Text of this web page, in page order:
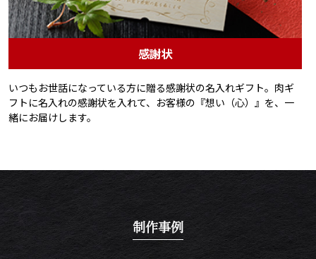
感謝状
いつもお世話になっている方に贈る感謝状の名入れギフト。肉ギ
フトに名入れの感謝状を入れて、お客様の『想い（心）』を、一
緒にお届けします。
制作事例